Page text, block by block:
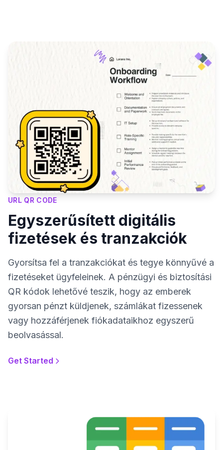
URL QR CODE
Egyszerűsített digitális
fizetések és tranzakciók
Gyorsítsa fel a tranzakciókat és tegye könnyűvé a
fizetéseket ügyfeleinek. A pénzügyi és biztosítási
QR kódok lehetővé teszik, hogy az emberek
gyorsan pénzt küldjenek, számlákat fizessenek
vagy hozzáférjenek fiókadataikhoz egyszerű
beolvasással.
Get Started